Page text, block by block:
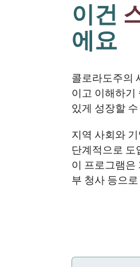
이건
에요
콜로라도주의
이고 이해하기
있게 성장할
지역 사회와
단계적으로 도
이 프로그램은
부 청사 등으